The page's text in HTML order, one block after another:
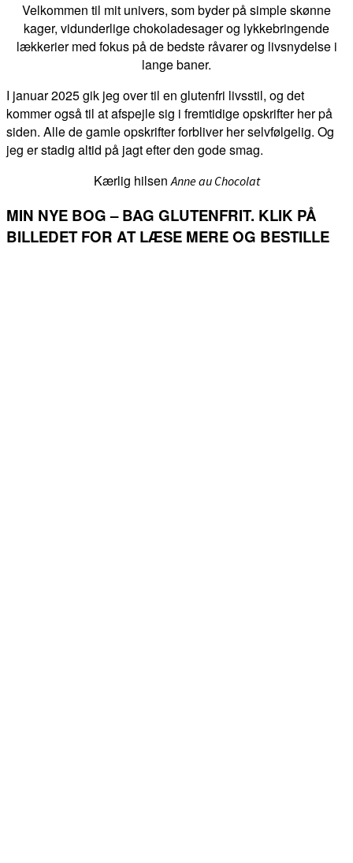
Velkommen til mit univers, som byder på simple skønne
kager, vidunderlige chokoladesager og lykkebringende
lækkerier med fokus på de bedste råvarer og livsnydelse i
lange baner.
I januar 2025 gik jeg over til en glutenfri livsstil, og det
kommer også til at afspejle sig i fremtidige opskrifter her på
siden. Alle de gamle opskrifter forbliver her selvfølgelig. Og
jeg er stadig altid på jagt efter den gode smag.
Kærlig hilsenAnne au Chocolat
MIN NYE BOG – BAG GLUTENFRIT. KLIK PÅ
BILLEDET FOR AT LÆSE MERE OG BESTILLE